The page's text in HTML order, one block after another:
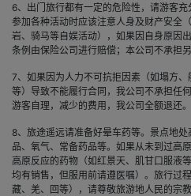
6、出门旅行都有一定的危险性，请游客充
参加各种活动时应该注意人身及财产安全
岩、骑马等自娱活动），如果因自身原因
条例由保险公司进行赔偿；本公司不承担另
7、如果因为人力不可抗拒因素（如塌方
等）导致不能履行合同，我公司不承担任
游客自理，减少的费用，我公司全额退还。
8、旅途遥远请准备好晕车药等。景点地
品、氧气、常备药品等。如果从未到过高
高原反应的药物（如红景天、肌甘口服液
均有销售，但服用前请遵医嘱）。旅行过
藏、羌、回等），请尊敬旅游地人民的宗